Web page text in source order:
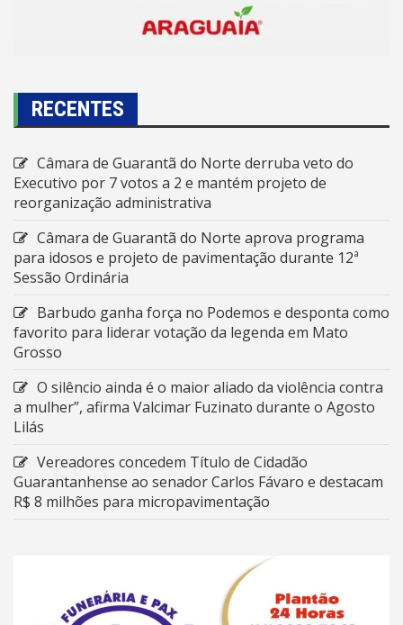
RECENTES
Câmara de Guarantã do Norte derruba veto do
Executivo por 7 votos a 2 e mantém projeto de
reorganização administrativa
Câmara de Guarantã do Norte aprova programa
para idosos e projeto de pavimentação durante 12ª
Sessão Ordinária
Barbudo ganha força no Podemos e desponta como
favorito para liderar votação da legenda em Mato
Grosso
O silêncio ainda é o maior aliado da violência contra
a mulher”, afirma Valcimar Fuzinato durante o Agosto
Lilás
Vereadores concedem Título de Cidadão
Guarantanhense ao senador Carlos Fávaro e destacam
R$ 8 milhões para micropavimentação